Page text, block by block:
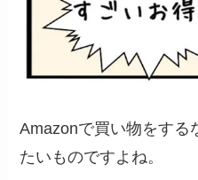
Amazonで買い物をする
たいものですよね。